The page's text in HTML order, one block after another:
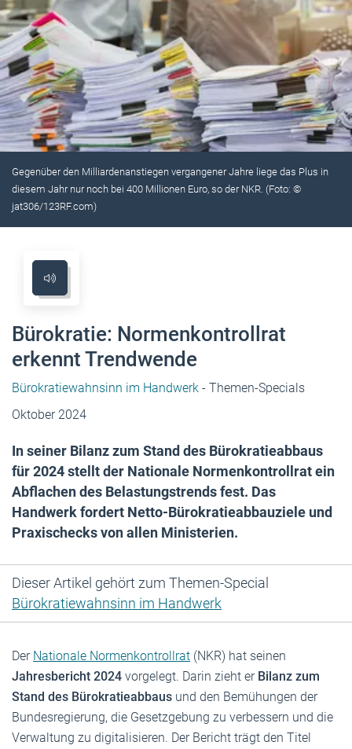
Gegenüber den Milliardenanstiegen vergangener Jahre liege das Plus in
diesem Jahr nur noch bei 400 Millionen Euro, so der NKR. (Foto: ©
jat306/123RF.com)
Bürokratie: Normenkontrollrat
erkennt Trendwende
Bürokratiewahnsinn im Handwerk - Themen-Specials
Oktober 2024
In seiner Bilanz zum Stand des Bürokratieabbaus
für 2024 stellt der Nationale Normenkontrollrat ein
Abflachen des Belastungstrends fest. Das
Handwerk fordert Netto-Bürokratieabbauziele und
Praxischecks von allen Ministerien.
Dieser Artikel gehört zum Themen-Special
Bürokratiewahnsinn im Handwerk
Der Nationale Normenkontrollrat (NKR) hat seinen
Jahresbericht 2024 vorgelegt. Darin zieht er Bilanz zum
Stand des Bürokratieabbaus und den Bemühungen der
Bundesregierung, die Gesetzgebung zu verbessern und die
Verwaltung zu digitalisieren. Der Bericht trägt den Titel